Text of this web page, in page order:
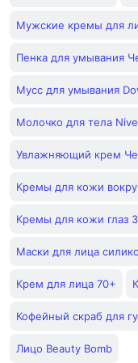
Мужские кремы для
Пенка для умывания
Мусс для умывания
Молочко для тела
Увлажняющий крем
Кремы для кожи
Кремы для кожи глаз
Маски для лица
Крем для лица 70+
Кофейный скраб для
Лицо Beauty Bomb